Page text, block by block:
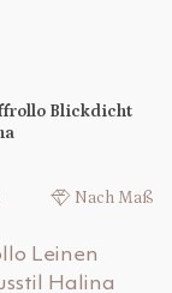
Blickdicht
Nach Maß